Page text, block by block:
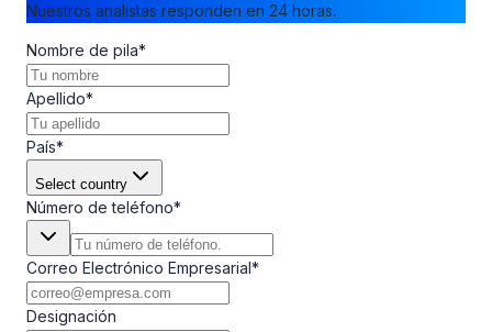
Nuestros analistas responden en 24 horas.
Nombre de pila*
Apellido*
País*
Select country
Número de teléfono*
Correo Electrónico Empresarial*
Designación